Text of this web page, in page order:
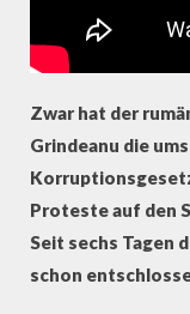
Zwar hat der
Grindeanu die
Proteste auf den
Seit sechs Tagen
schon